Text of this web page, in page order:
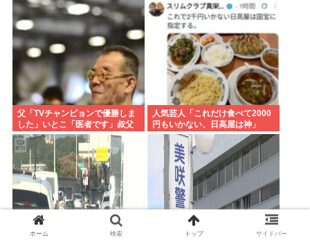
父「TVチャンピョンで優勝しま
した」いとこ「医者です」叔父
「三菱の宇宙/防衛開発の結構偉
い人です」
人気芸人「これだけ食べて2000
円もいかない、日高屋は神」
ホーム 検索 トップ サイドバー